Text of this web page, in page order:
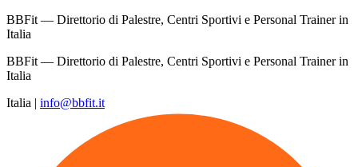
BBFit — Direttorio di Palestre, Centri Sportivi e Personal Trainer in
Italia
BBFit — Direttorio di Palestre, Centri Sportivi e Personal Trainer in
Italia
Italia | info@bbfit.it